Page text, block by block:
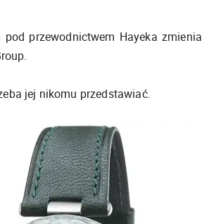
przewodnictwem Hayeka zmienia
jej nikomu przedstawiać.